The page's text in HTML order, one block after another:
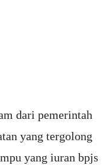
dari pemerintah
yang tergolong
yang iuran bpjs